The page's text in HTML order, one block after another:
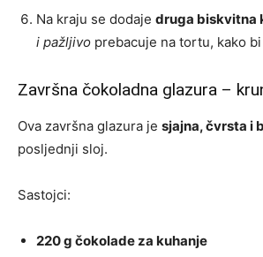
Na kraju se dodaje druga biskvitna
i pažljivo prebacuje na tortu, kako
Završna čokoladna glazura –
Ova završna glazura je sjajna, čvrsta i
posljednji sloj.
Sastojci:
220 g čokolade za kuhanje